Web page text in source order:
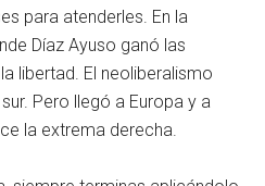
para atenderles. En la
Díaz Ayuso ganó las
libertad. El neoliberalismo
Pero llegó a Europa y a
la extrema derecha.